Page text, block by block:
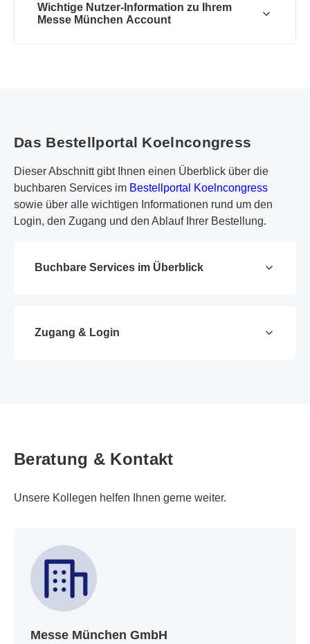
Wichtige Nutzer-Information zu Ihrem
Messe München Account
Das Bestellportal Koelncongress
Dieser Abschnitt gibt Ihnen einen Überblick über die
buchbaren Services im Bestellportal Koelncongress
sowie über alle wichtigen Informationen rund um den
Login, den Zugang und den Ablauf Ihrer Bestellung.
Buchbare Services im Überblick
Zugang & Login
Beratung & Kontakt
Unsere Kollegen helfen Ihnen gerne weiter.
Messe München GmbH